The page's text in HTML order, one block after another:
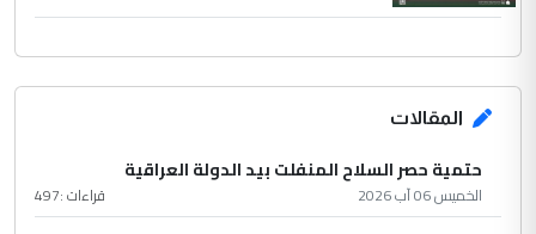
المقالات
حتمية حصر السلاح المنفلت بيد الدولة العراقية
الخميس 06 آب 2026 قراءات :497